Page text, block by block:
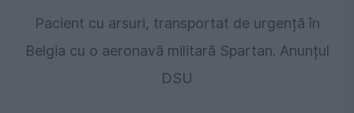
Pacient cu arsuri, transportat de urgență în
Belgia cu o aeronavă militară Spartan. Anunțul
DSU